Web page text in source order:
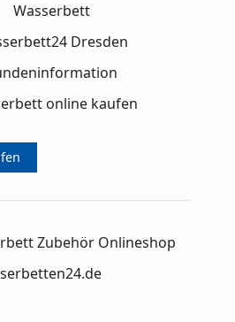
Wasserbett
Dresden
online kaufen
Zubehör Onlineshop